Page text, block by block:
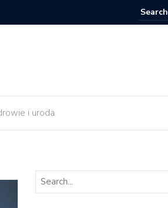
Czy implant zęba trzeba kiedyś wymienić?
i uroda